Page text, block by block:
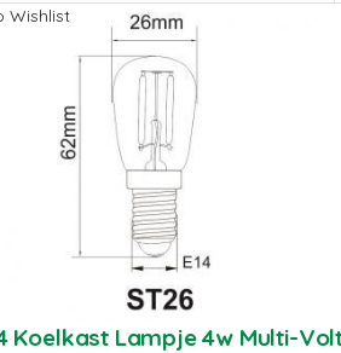
Wishlist
Koelkast Lampje 4w Multi-